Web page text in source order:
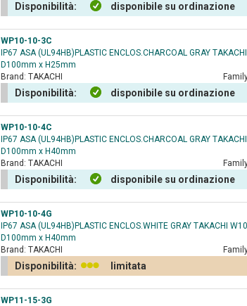
Disponibilità: disponibile su ordinazione
WP10-10-3C
IP67 ASA (UL94HB)PLASTIC ENCLOS.CHARCOAL GRAY
D100mm x H25mm
Brand: TAKACHI
Disponibilità: disponibile su ordinazione
WP10-10-4C
IP67 ASA (UL94HB)PLASTIC ENCLOS.CHARCOAL GRAY
D100mm x H40mm
Brand: TAKACHI
Disponibilità: disponibile su ordinazione
WP10-10-4G
IP67 ASA (UL94HB)PLASTIC ENCLOS.WHITE GRAY TAKACHI
D100mm x H40mm
Brand: TAKACHI
Disponibilità: limitata
WP11-15-3G